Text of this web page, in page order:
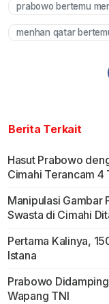
prabowo bertemu
menhan qatar
Berita Terkait
Hasut Prabowo
Cimahi Terancam 4
Manipulasi Gambar
Swasta di Cimahi
Pertama Kalinya,
Istana
Prabowo
Wapang TNI